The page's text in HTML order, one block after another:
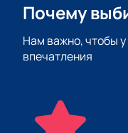
Почему
Нам важно, чтобы у
впечатления